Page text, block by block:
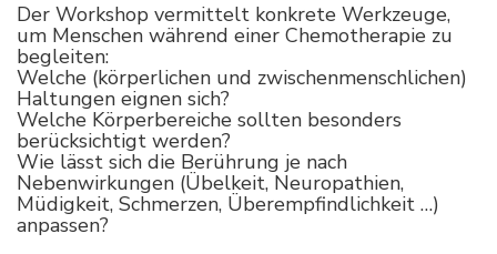
Der Workshop vermittelt konkrete Werkzeuge,
um Menschen während einer Chemotherapie zu
begleiten:
Welche (körperlichen und zwischenmenschlichen)
Haltungen eignen sich?
Welche Körperbereiche sollten besonders
berücksichtigt werden?
Wie lässt sich die Berührung je nach
Nebenwirkungen (Übelkeit, Neuropathien,
Müdigkeit, Schmerzen, Überempfindlichkeit …)
anpassen?